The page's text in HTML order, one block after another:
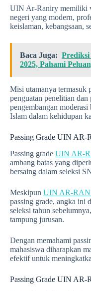
UIN Ar‑Raniry memiliki
negeri yang modern,
keislaman, kebangsaan,
Baca Juga:
2025, Pahami
Misi utamanya termasuk
penguatan penelitian dan
pengembangan
Islam dalam kehidupan
Passing Grade UIN
Passing grade UIN AR-
ambang batas yang
bersaing dalam seleksi
Meskipun UIN AR-
passing grade, angka ini
seleksi tahun
tampung jurusan.
Dengan memahami
mahasiswa diharapkan
efektif untuk
Passing Grade UIN